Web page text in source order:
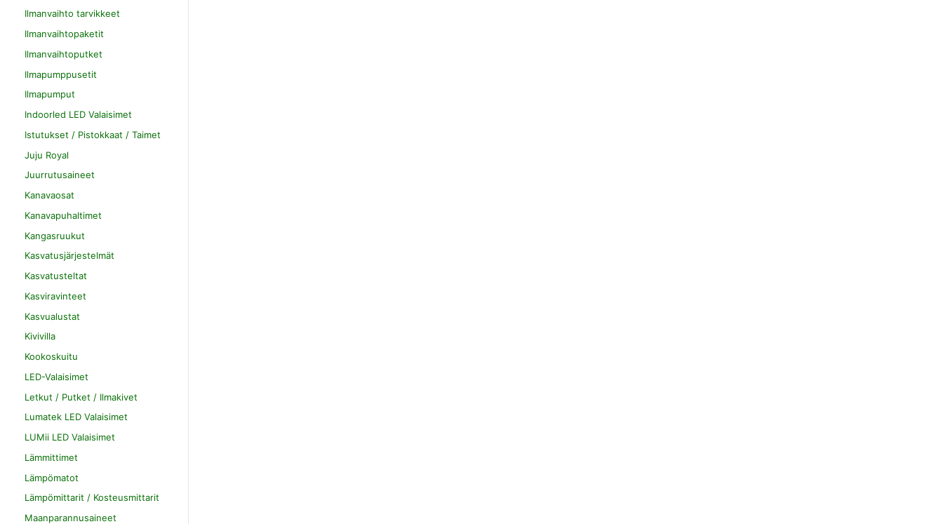
Ilmanvaihto tarvikkeet
Ilmanvaihtopaketit
Ilmanvaihtoputket
Ilmapumppusetit
Ilmapumput
Indoorled LED Valaisimet
Istutukset / Pistokkaat / Taimet
Juju Royal
Juurrutusaineet
Kanavaosat
Kanavapuhaltimet
Kangasruukut
Kasvatusjärjestelmät
Kasvatusteltat
Kasviravinteet
Kasvualustat
Kivivilla
Kookoskuitu
LED-Valaisimet
Letkut / Putket / Ilmakivet
Lumatek LED Valaisimet
LUMii LED Valaisimet
Lämmittimet
Lämpömatot
Lämpömittarit / Kosteusmittarit
Maanparannusaineet